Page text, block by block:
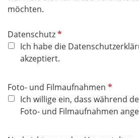
möchten.​​​​​​​
DatenschutzP
f
l
t
Ich habe die
akzeptiert.
Foto- und Filmaufnahmen P
f
l
Ich willige ein, dass während
Foto- und Filmaufnahmen